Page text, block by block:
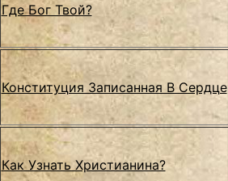
Где Бог Твой?
Конституция Записанная В Сердце
Как Узнать Христианина?